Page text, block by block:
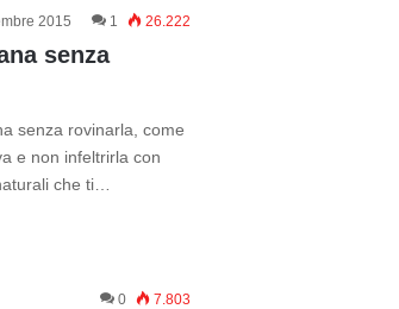
2015 1 26.222
senza
senza rovinarla, come
e non infeltrirla con
che ti…
0 7.803